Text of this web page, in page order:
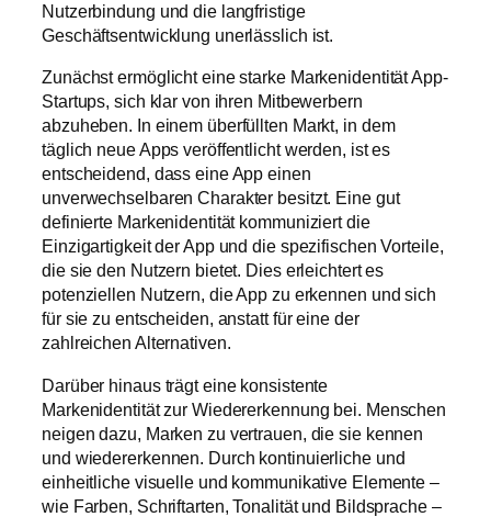
Nutzerbindung und die langfristige
Geschäftsentwicklung unerlässlich ist.
Zunächst ermöglicht eine starke Markenidentität App-
Startups, sich klar von ihren Mitbewerbern
abzuheben. In einem überfüllten Markt, in dem
täglich neue Apps veröffentlicht werden, ist es
entscheidend, dass eine App einen
unverwechselbaren Charakter besitzt. Eine gut
definierte Markenidentität kommuniziert die
Einzigartigkeit der App und die spezifischen Vorteile,
die sie den Nutzern bietet. Dies erleichtert es
potenziellen Nutzern, die App zu erkennen und sich
für sie zu entscheiden, anstatt für eine der
zahlreichen Alternativen.
Darüber hinaus trägt eine konsistente
Markenidentität zur Wiedererkennung bei. Menschen
neigen dazu, Marken zu vertrauen, die sie kennen
und wiedererkennen. Durch kontinuierliche und
einheitliche visuelle und kommunikative Elemente –
wie Farben, Schriftarten, Tonalität und Bildsprache –